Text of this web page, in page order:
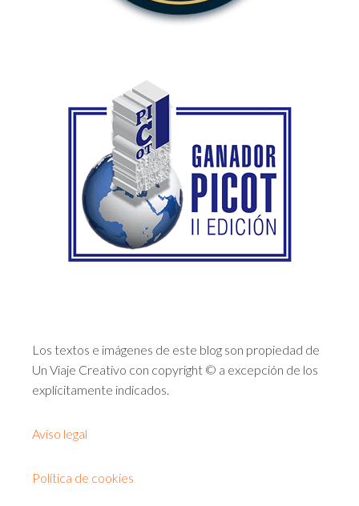
Los textos e imágenes de este blog son propiedad de
Un Viaje Creativo con copyright © a excepción de los
explícitamente indicados.
Aviso legal
Política de cookies